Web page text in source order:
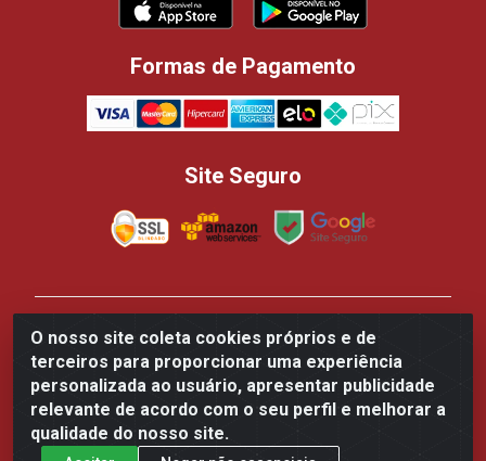
O nosso site coleta cookies próprios e de
terceiros para proporcionar uma experiência
personalizada ao usuário, apresentar publicidade
relevante de acordo com o seu perfil e melhorar a
qualidade do nosso site.
Formas de Pagamento
Site Seguro
Casa dos Panificadores Disppan Distribuidora de
Produtos Para Panificação - Rua Beija-flor Vermelho,
700 - Tarumã, Manaus/AM - CEP 69.041-050 - CNPJ
84.502.145/0002-61